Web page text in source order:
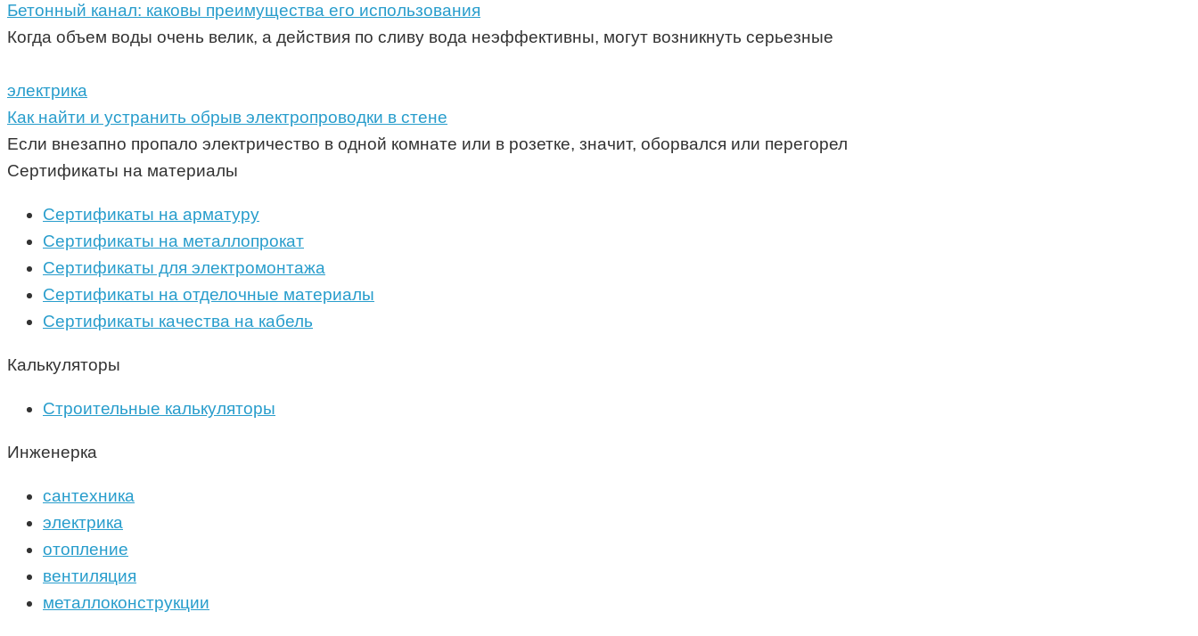
Бетонный канал: каковы преимущества его использования
Когда объем воды очень велик, а действия по сливу вода неэффективны, могут возникнуть серьезные
электрика
Как найти и устранить обрыв электропроводки в стене
Если внезапно пропало электричество в одной комнате или в розетке, значит, оборвался или перегорел
Сертификаты на материалы
Сертификаты на арматуру
Сертификаты на металлопрокат
Сертификаты для электромонтажа
Сертификаты на отделочные материалы
Сертификаты качества на кабель
Калькуляторы
Строительные калькуляторы
Инженерка
сантехника
электрика
отопление
вентиляция
металлоконструкции